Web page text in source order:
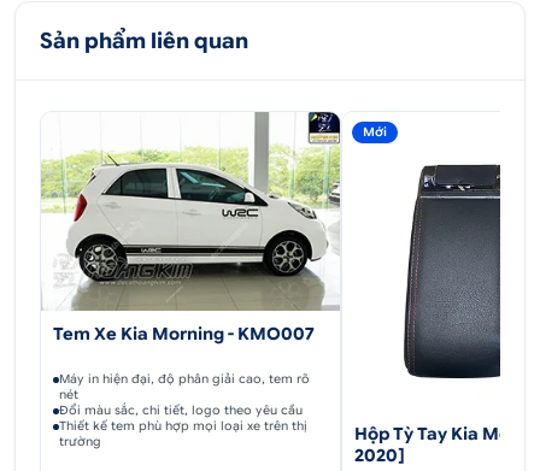
Sản phẩm liên quan
Tem Xe Kia Morning - KMO007
Máy in hiện đại, độ phân giải cao, tem rõ
nét
Đổi màu sắc, chi tiết, logo theo yêu cầu
Thiết kế tem phù hợp mọi loại xe trên thị
trường
Mới
Hộp Tỳ Tay Kia
2020]